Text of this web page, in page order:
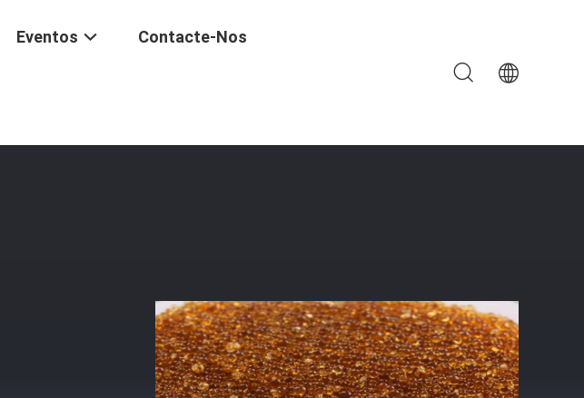
Eventos Contacte-Nos